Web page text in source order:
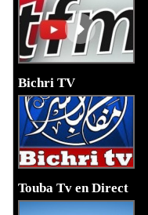
Bichri TV
Touba Tv en Direct